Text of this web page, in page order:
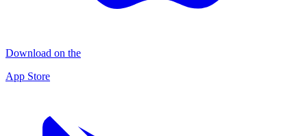
Download on the
App Store